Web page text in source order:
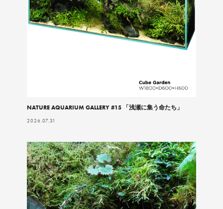
NATURE AQUARIUM GALLERY #15 「浅瀬に集う命たち」
2026.07.31